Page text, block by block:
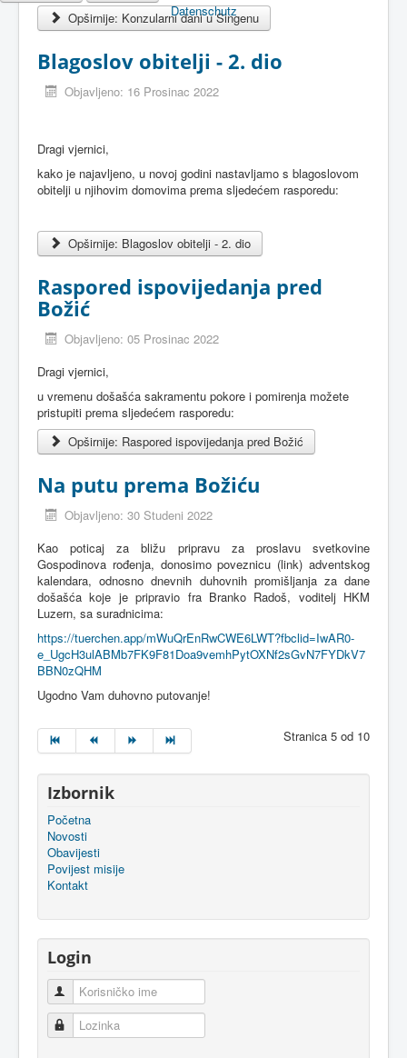
Opširnije: Konzularni dani u Singenu
Blagoslov obitelji - 2. dio
Objavljeno: 16 Prosinac 2022
Dragi vjernici,
kako je najavljeno, u novoj godini nastavljamo s blagoslovom
obitelji u njihovim domovima prema sljedećem rasporedu:
Opširnije: Blagoslov obitelji - 2. dio
Raspored ispovijedanja pred
Božić
Objavljeno: 05 Prosinac 2022
Dragi vjernici,
u vremenu došašća sakramentu pokore i pomirenja možete
pristupiti prema sljedećem rasporedu:
Opširnije: Raspored ispovijedanja pred Božić
Na putu prema Božiću
Objavljeno: 30 Studeni 2022
Kao poticaj za bližu pripravu za proslavu svetkovine
Gospodinova rođenja, donosimo poveznicu (link) adventskog
kalendara, odnosno dnevnih duhovnih promišljanja za dane
došašća koje je pripravio fra Branko Radoš, voditelj HKM
Luzern, sa suradnicima:
https://tuerchen.app/mWuQrEnRwCWE6LWT?fbclid=IwAR0-
e_UgcH3ulABMb7FK9F81Doa9vemhPytOXNf2sGvN7FYDkV7
BBN0zQHM
Ugodno Vam duhovno putovanje!
Stranica 5 od 10
Izbornik
Početna
Novosti
Obavijesti
Povijest misije
Kontakt
Login
Korisničko ime
Lozinka
Datenschutz